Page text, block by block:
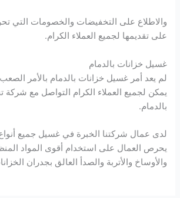
والاطلاع على التخفيضات والخصومات التي
على تقديمها لجميع العملاء الكرام.
غسيل خزانات بالدمام
لم يعد أمر غسيل خزانات بالدمام بالأمر
يمكن لجميع العملاء الكرام التواصل مع شركة
بالدمام.
لدى عمال شركتنا الخبرة في غسيل جميع أنواع
يحرص العمال على استخدام أقوى المواد
والأوساخ والأتربة والصدأ العالق بجدران